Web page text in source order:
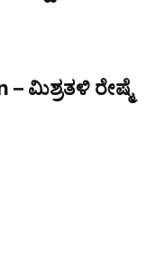
ಮಿಶ್ರತಳಿ ರೇಷ್ಮೆ